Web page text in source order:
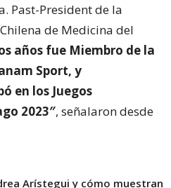
Past-President de la
de Medicina del
años fue Miembro de la
Sport, y
en los Juegos
2023″, señalaron desde
Arístegui y cómo muestran